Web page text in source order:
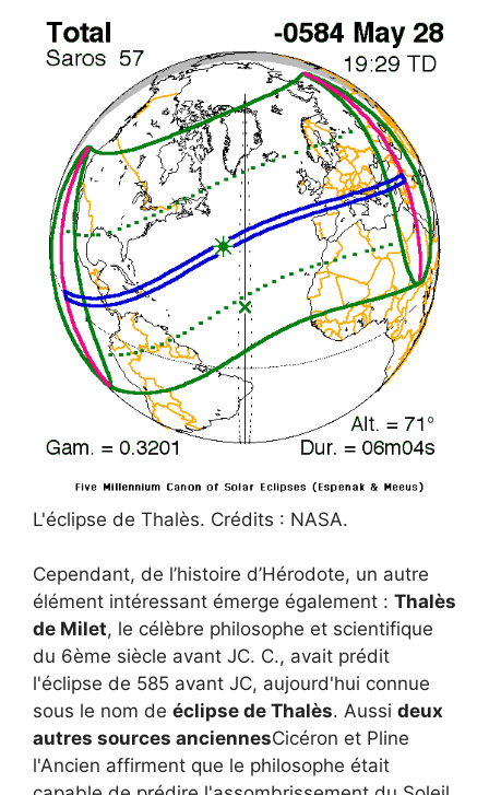
L'éclipse de Thalès. Crédits : NASA.
Cependant, de l’histoire d’Hérodote, un autre
élément intéressant émerge également : Thalès
de Milet, le célèbre philosophe et scientifique
du 6ème siècle avant JC. C., avait prédit
l'éclipse de 585 avant JC, aujourd'hui connue
sous le nom de éclipse de Thalès. Aussi deux
autres sources anciennesCicéron et Pline
l'Ancien affirment que le philosophe était